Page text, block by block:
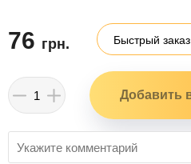
76 грн. Быстрый заказ